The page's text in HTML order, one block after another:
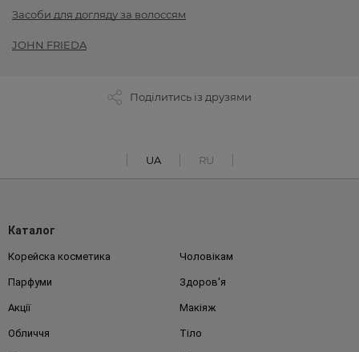
Засоби для догляду за волоссям
JOHN FRIEDA
Поділитись із друзями
UA RU
Каталог
Корейска косметика Чоловікам
Парфуми Здоров'я
Акції Макіяж
Обличчя Тіло